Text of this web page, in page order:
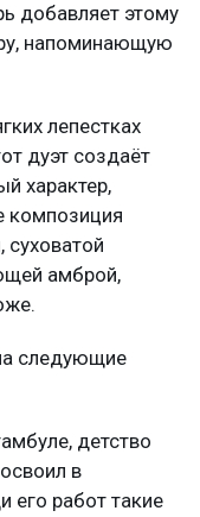
добавляет этому
напоминающую
лепестках
дуэт создаёт
характер,
композиция
амброй,
следующие
детство
в
его работ такие